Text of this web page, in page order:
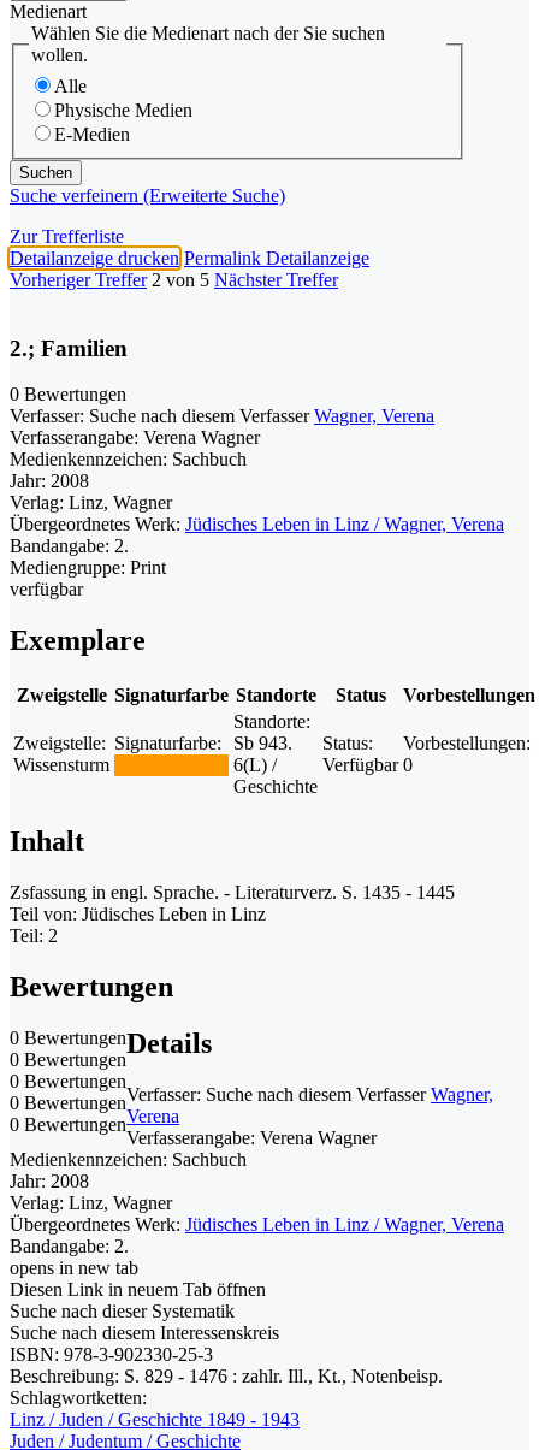
Medienart
Wählen Sie die Medienart nach der Sie suchen
wollen.
Alle
Physische Medien
E-Medien
Suche verfeinern (Erweiterte Suche)
Zur Trefferliste
Detailanzeige drucken Permalink Detailanzeige
Vorheriger Treffer 2 von 5 Nächster Treffer
2.; Familien
0 Bewertungen
Verfasser: Suche nach diesem Verfasser Wagner, Verena
Verfasserangabe: Verena Wagner
Medienkennzeichen: Sachbuch
Jahr: 2008
Verlag: Linz, Wagner
Übergeordnetes Werk: Jüdisches Leben in Linz / Wagner, Verena
Bandangabe: 2.
Mediengruppe: Print
verfügbar
Exemplare
Zweigstelle Signaturfarbe Standorte Status Vorbestellungen
Zweigstelle:
Wissensturm
Signaturfarbe:
Standorte:
Sb 943.
6(L) /
Geschichte
Status:
Verfügbar
Vorbestellungen:
0
Inhalt
Zsfassung in engl. Sprache. - Literaturverz. S. 1435 - 1445
Teil von: Jüdisches Leben in Linz
Teil: 2
Bewertungen
0 Bewertungen
0 Bewertungen
0 Bewertungen
0 Bewertungen
0 Bewertungen
Details
Verfasser: Suche nach diesem Verfasser Wagner,
Verena
Verfasserangabe: Verena Wagner
Medienkennzeichen: Sachbuch
Jahr: 2008
Verlag: Linz, Wagner
Übergeordnetes Werk: Jüdisches Leben in Linz / Wagner, Verena
Bandangabe: 2.
opens in new tab
Diesen Link in neuem Tab öffnen
Suche nach dieser Systematik
Suche nach diesem Interessenskreis
ISBN: 978-3-902330-25-3
Beschreibung: S. 829 - 1476 : zahlr. Ill., Kt., Notenbeisp.
Schlagwortketten:
Linz / Juden / Geschichte 1849 - 1943
Juden / Judentum / Geschichte